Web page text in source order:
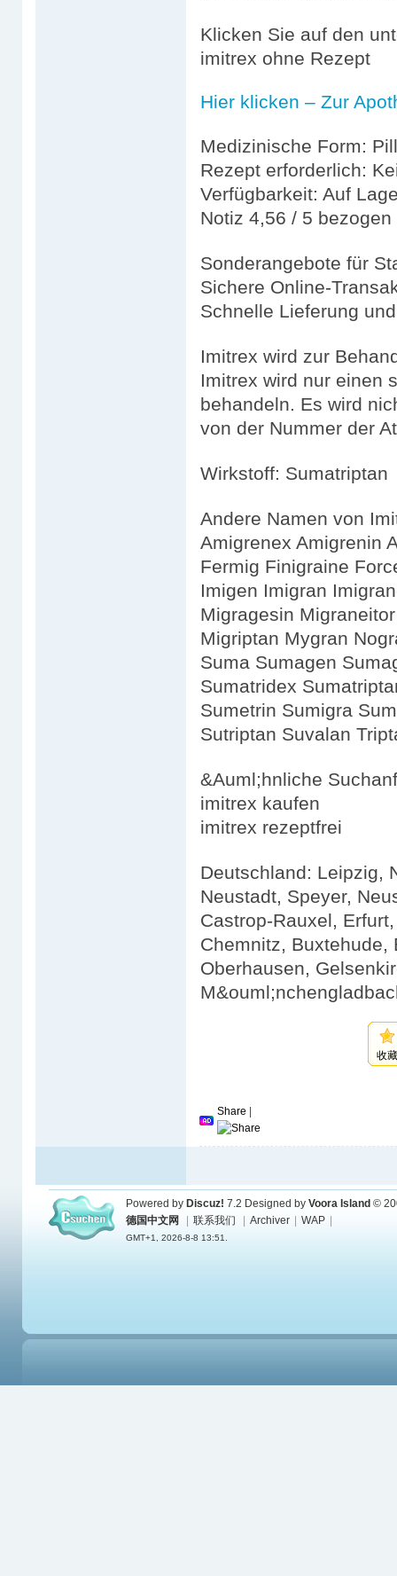
Klicken Sie auf den
imitrex ohne Rezept
Hier klicken – Zur
Medizinische Form:
Rezept erforderlich:
Verfügbarkeit: Auf
Notiz 4,56 / 5
Sonderangebote für
Sichere Online-
Schnelle Lieferung
Imitrex wird zur
Imitrex wird nur einen
behandeln. Es wird
von der Nummer der
Wirkstoff: Sumatriptan
Andere Namen von
Amigrenex Amigrenin
Fermig Finigraine
Imigen Imigran
Migragesin
Migriptan Mygran
Suma Sumagen
Sumatridex
Sumetrin Sumigra
Sutriptan Suvalan
&Auml;hnliche
imitrex kaufen
imitrex rezeptfrei
Deutschland: Leipzig,
Neustadt, Speyer,
Castrop-Rauxel,
Chemnitz, Buxtehude,
Oberhausen,
收
Share
Powered by Discuz! 7.2 Designed by Voora Island ©
德国中文网
联系我们 Archiver WAP
GMT+1, 2026-8-8 13:51.